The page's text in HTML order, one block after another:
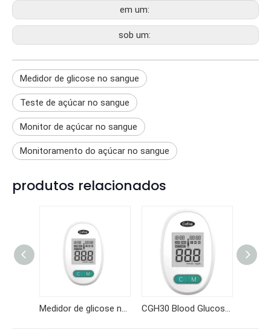
em um:
sob um:
Medidor de glicose no sangue
Teste de açúcar no sangue
Monitor de açúcar no sangue
Monitoramento do açúcar no sangue
produtos relacionados
Medidor de glicose no sangue CGH30 CGH30 Blood Glucose Meter